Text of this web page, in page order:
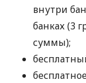
внутри
банках (3
суммы);